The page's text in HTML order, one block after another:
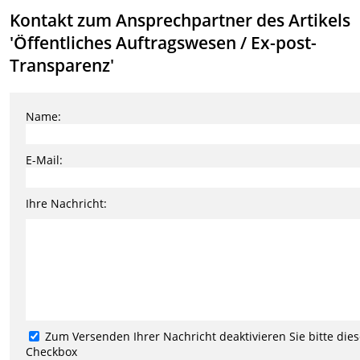
Kontakt zum Ansprechpartner des Artikels
'Öffentliches Auftragswesen / Ex-post-
Transparenz'
Name:
E-Mail:
Ihre Nachricht:
Zum Versenden Ihrer Nachricht deaktivieren Sie bitte
Checkbox